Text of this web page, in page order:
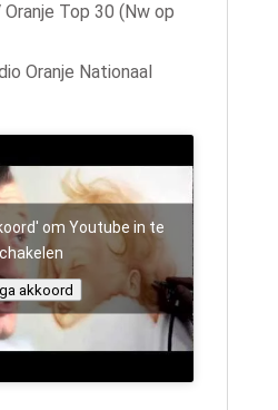
Top 30 (Nw op
Oranje Nationaal
om Youtube in te
akkoord